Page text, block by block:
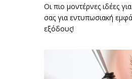
Οι πιο μοντέρνες ιδέες
σας για εντυπωσιακή
εξόδους!